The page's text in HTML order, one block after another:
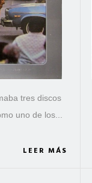
tres discos
uno de los...
LEER MÁS